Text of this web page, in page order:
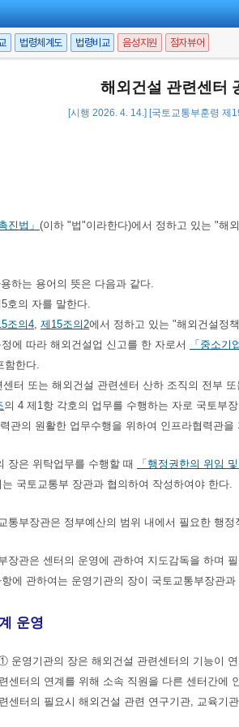
법령체계도 법령비교 음성지원 점자뷰어
해외건설 관련센터
[시행 2026. 4. 14.] [국토교통부훈령 제
진법」 (이하 "법"이라한다)에서 정하고 있는 "해
하는 용어의 뜻은 다음과 같다.
호의 자를 말한다.
조의4, 제15조의2에서 정하고 있는 "해외건설정
에 따라 해외건설업 신고를 한 자로서 「중소기
함한다.
터 또는 해외건설 관련센터 산하 조직의 전부
의 4 제1항 각호의 업무를 수행하는 자로 국토부
관의 원활한 업무수행을 위하여 인프라협력관
장은 위탁업무를 수행할 때 「행정권한의 위임
국토교통부 장관과 협의하여 작성하여야 한다.
통부장관은 정부예산의 범위 내에서 필요한 행
장관은 센터의 운영에 관하여 지도감독을 하며
에 관하여는 운영기관의 장이 국토교통부장관과
운영
운영기관의 장은 해외건설 관련센터의 기능이
센터의 연계를 위해 소속 직원을 다른 센터간에
터의 필요시 해외건설 관련 연구기관, 교육기